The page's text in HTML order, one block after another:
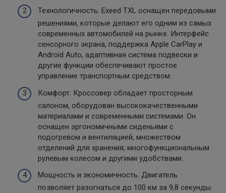
Технологичность. Exeed TXL оснащен передовыми
решениями, которые делают его одним из самых
современных автомобилей на рынке. Интерфейс
сенсорного экрана, поддержка Apple CarPlay и
Android Auto, адаптивная система подвески и
другие функции обеспечивают простое
управление транспортным средством.
Комфорт. Кроссовер обладает просторным
салоном, оборудован высококачественными
материалами и современными системами. Он
оснащен эргономичными сиденьями с
подогревом и вентиляцией, множеством
отделений для хранения, многофункциональным
рулевым колесом и другими удобствами.
Мощность и экономичность. Двигатель
позволяет разогнаться до 100 км за 9,8 секунды.